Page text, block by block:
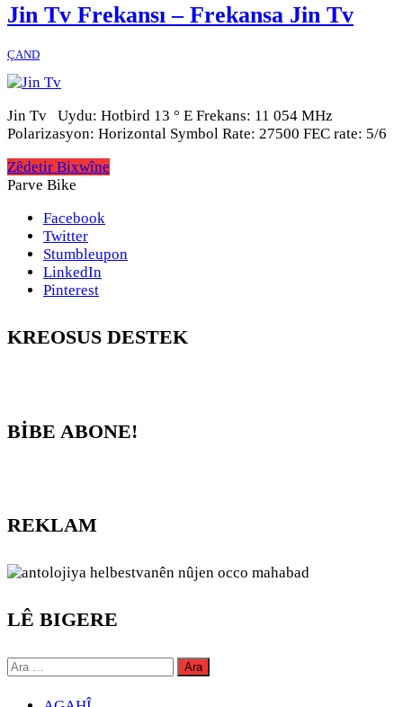
Jin Tv Frekansı – Frekansa Jin Tv
ÇAND
Jin Tv Uydu: Hotbird 13 ° E Frekans: 11 054 MHz
Polarizasyon: Horizontal Symbol Rate: 27500 FEC rate: 5/6
Zêdetir Bixwîne
Parve Bike
Facebook
Twitter
Stumbleupon
LinkedIn
Pinterest
KREOSUS DESTEK
BİBE ABONE!
REKLAM
LÊ BIGERE
Arama: